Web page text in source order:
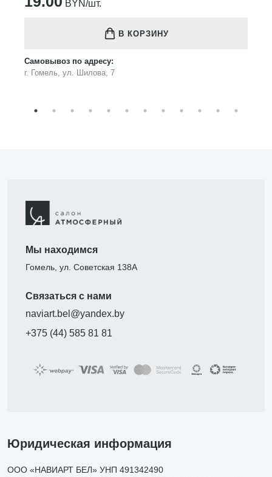
BYN/шт.
В КОРЗИНУ
Самовывоз по адресу:
г. Гомель, ул. Шилова, 7
Мы находимся
Гомель, ул. Советская 138А
Связаться с нами
naviart.bel@yandex.by
+375 (44) 585 81 81
Юридическая информация
ООО «НАВИАРТ БЕЛ» УНП 491342490